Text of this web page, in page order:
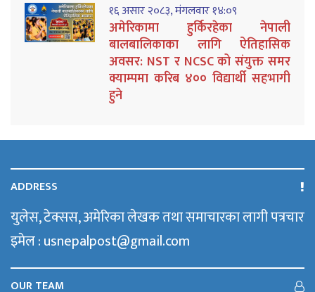
१६ असार २०८३, मंगलवार १४:०९
अमेरिकामा हुर्किरहेका नेपाली
बालबालिकाका लागि ऐतिहासिक
अवसर: NST र NCSC को संयुक्त समर
क्याम्पमा करिब ४०० विद्यार्थी सहभागी
हुने
ADDRESS
युलेस, टेक्सस, अमेरिका लेखक तथा समाचारका लागी पत्रचार
इमेल : usnepalpost@gmail.com
OUR TEAM